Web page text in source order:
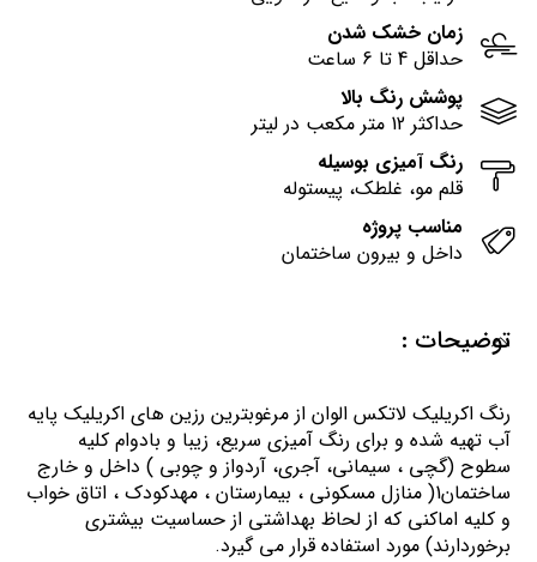
زمان خشک شدن
حداقل 4 تا 6 ساعت
پوشش رنگ بالا
حداکثر 12 متر مکعب در لیتر
رنگ آمیزی بوسیله
قلم مو، غلطک، پیستوله
مناسب پروژه
داخل و بیرون ساختمان
توضیحات :
رنگ اكريليك لاتكس الوان از مرغوبترين رزين هاي اكريليك پايه
آب تهيه شده و برای رنگ آمیزی سریع، زیبا و بادوام کلیه
سطوح (گچی ، سیمانی، آجری، آردواز و چوبی ) داخل و خارج
ساختمان1( منازل مسكوني ، بيمارستان ، مهدكودك ، اتاق خواب
و كليه اماكني كه از لحاظ بهداشتي از حساسيت بيشتري
برخوردارند) مورد استفاده قرار می گیرد.